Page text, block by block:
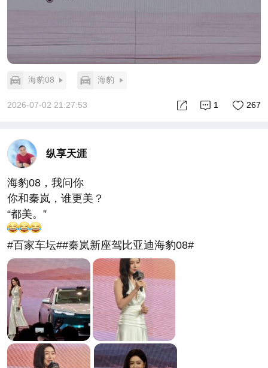
海豹08 海豹
2026-07-02 21:27:53 267
1
纵享天涯
海豹08，我问你
你和秦岚，谁更美？
“都美。”
#百家车坛##秦岚新座驾比亚迪海豹08#